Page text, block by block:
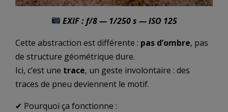
EXIF : f/8 — 1/250 s — ISO 125
Cette abstraction est différente : pas d’ombre, pas
de structure géométrique dure.
Ici, c’est une trace, un geste involontaire : des
traces de pneu deviennent le motif.
✔ Pourquoi ça fonctionne :